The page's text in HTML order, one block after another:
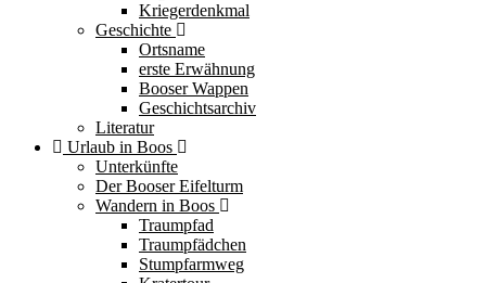
Kriegerdenkmal
Geschichte
Ortsname
erste Erwähnung
Booser Wappen
Geschichtsarchiv
Literatur
Urlaub in Boos
Unterkünfte
Der Booser Eifelturm
Wandern in Boos
Traumpfad
Traumpfädchen
Stumpfarmweg